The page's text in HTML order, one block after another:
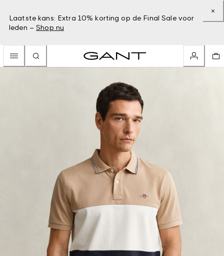
Laatste kans: Extra 10% korting op de Final Sale voor
leden – Shop nu